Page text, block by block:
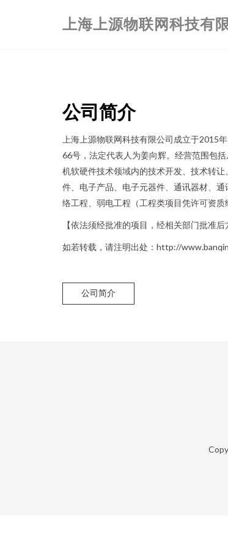
上海上源物联网科技有
公司简介
上海上源物联网科技有限公司成立于2015
66号，法定代表人为姜向辉。经营范围包
机软硬件技术领域内的技术开发、技术转
件、电子产品、电子元器件、通讯器材、
络工程、弱电工程（工程类项目凭许可资质
【依法须经批准的项目，经相关部门批准后
如若转载，请注明出处：http://
公司简介